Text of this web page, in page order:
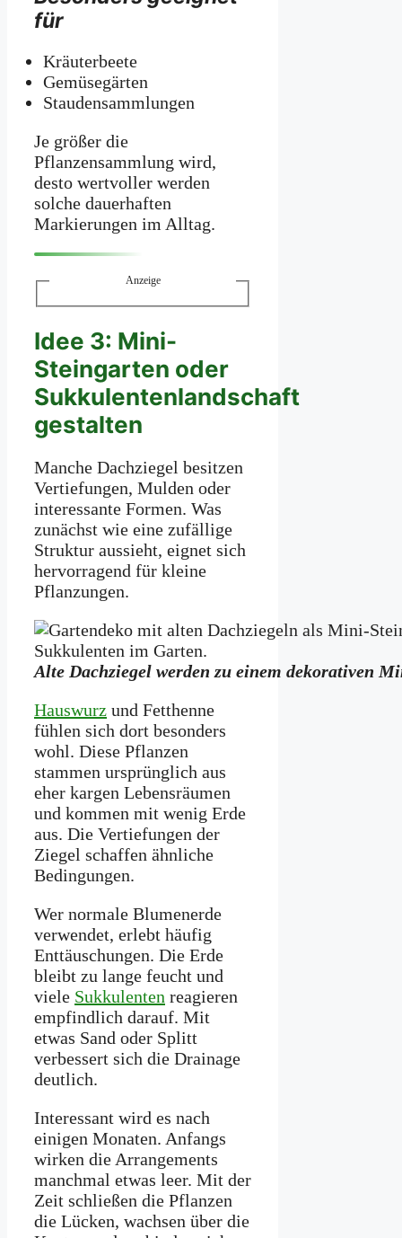
für
Kräuterbeete
Gemüsegärten
Staudensammlungen
Je größer die
Pflanzensammlung wird,
desto wertvoller werden
solche dauerhaften
Markierungen im Alltag.
Anzeige
Idee 3: Mini-
Steingarten oder
Sukkulentenlandschaft
gestalten
Manche Dachziegel besitzen
Vertiefungen, Mulden oder
interessante Formen. Was
zunächst wie eine zufällige
Struktur aussieht, eignet sich
hervorragend für kleine
Pflanzungen.
Alte Dachziegel werden zu einem dekorativen
Hauswurz und Fetthenne
fühlen sich dort besonders
wohl. Diese Pflanzen
stammen ursprünglich aus
eher kargen Lebensräumen
und kommen mit wenig Erde
aus. Die Vertiefungen der
Ziegel schaffen ähnliche
Bedingungen.
Wer normale Blumenerde
verwendet, erlebt häufig
Enttäuschungen. Die Erde
bleibt zu lange feucht und
viele Sukkulenten reagieren
empfindlich darauf. Mit
etwas Sand oder Splitt
verbessert sich die Drainage
deutlich.
Interessant wird es nach
einigen Monaten. Anfangs
wirken die Arrangements
manchmal etwas leer. Mit der
Zeit schließen die Pflanzen
die Lücken, wachsen über die